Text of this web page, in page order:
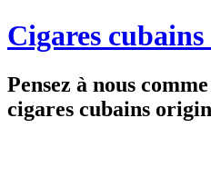
Cigares
Pensez à nous
cigares cubains